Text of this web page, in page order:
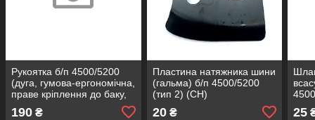
Рукоятка б/п 4500/5200
(дуга, гумова-ергономічна,
праве кріплення до баку,
190 ₴
Пластина натяжника шини
(гальма) б/п 4500/5200
(тип 2) (СН)
20₴ 25